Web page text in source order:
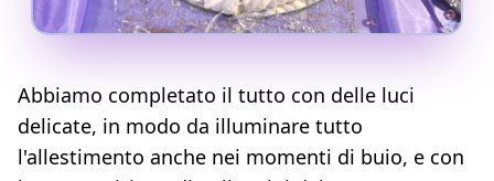
Abbiamo completato il tutto con delle luci
delicate, in modo da illuminare tutto
l'allestimento anche nei momenti di buio, e con